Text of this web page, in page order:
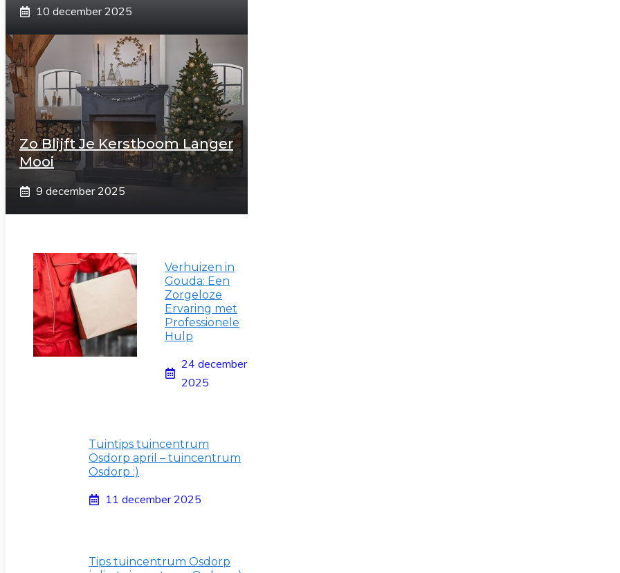
10 december 2025
Zo Blijft Je Kerstboom Langer
Mooi
9 december 2025
Verhuizen in
Gouda: Een
Zorgeloze
Ervaring met
Professionele
Hulp
24 december
2025
Tuintips tuincentrum
Osdorp april – tuincentrum
Osdorp :)
11 december 2025
Tips tuincentrum Osdorp